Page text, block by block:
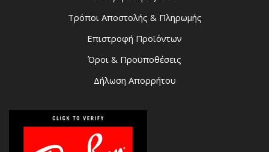
Τρόποι Αποστολής & Πληρωμής
Επιστροφή Προϊόντων
Όροι & Προϋποθέσεις
Δήλωση Απορρήτου